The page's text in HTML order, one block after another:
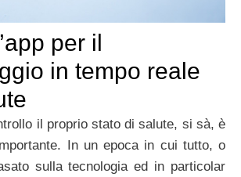
per il
in tempo reale
il proprio stato di salute, si sà, è
In un epoca in cui tutto, o
sulla tecnologia ed in particolar